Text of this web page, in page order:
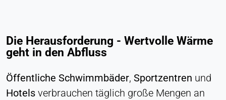
Die Herausforderung - Wertvolle Wärme
geht in den Abfluss
Öffentliche Schwimmbäder, Sportzentren und
Hotels verbrauchen täglich große Mengen an
Zur Messung der Marketingeffektivität und zur
Identifizierung geschäftsbezogener Besucher.